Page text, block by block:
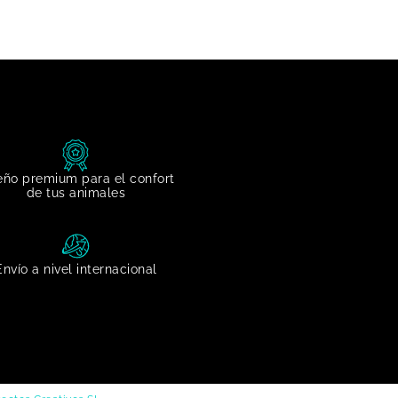
premium para el confort
de tus animales
a nivel internacional